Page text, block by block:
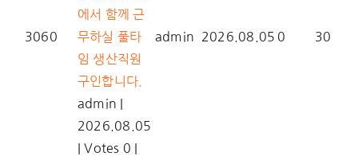
3060
에서 함께 근
무하실 풀타
임 생산직원
구인합니다.
admin
2026.08.05
Votes 0
admin 2026.08.05 0 30